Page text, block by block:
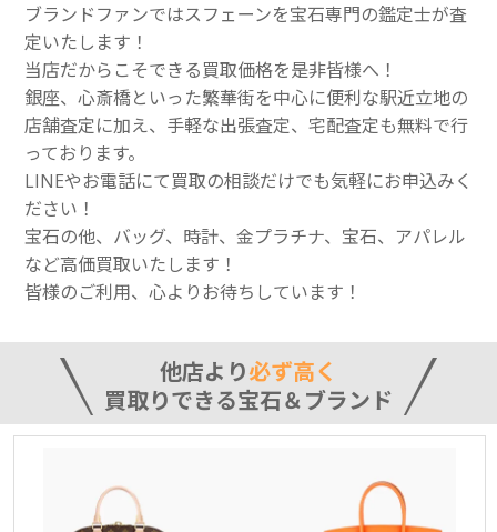
ブランドファンではスフェーンを宝石専門の鑑定士が査
定いたします！
当店だからこそできる買取価格を是非皆様へ！
銀座、心斎橋といった繁華街を中心に便利な駅近立地の
店舗査定に加え、手軽な出張査定、宅配査定も無料で行
っております。
LINEやお電話にて買取の相談だけでも気軽にお申込みく
ださい！
宝石の他、バッグ、時計、金プラチナ、宝石、アパレル
など高価買取いたします！
皆様のご利用、心よりお待ちしています！
他店より必ず高く
買取りできる宝石＆ブランド